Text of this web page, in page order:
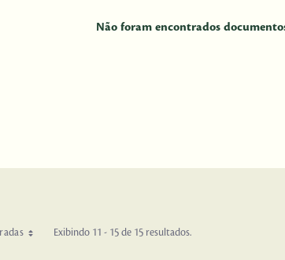
Não foram encontrados
Exibindo 11 - 15 de 15 resultados.